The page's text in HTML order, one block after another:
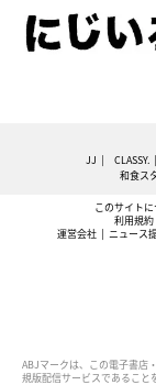
JJ CLASSY.
和食ス
このサイトに
利用規約
運営会社
ニュース
ABJマークは、この電子書店
規版配信サービスであること